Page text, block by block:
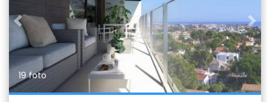
Previous
19 foto